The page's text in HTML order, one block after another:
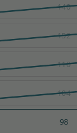
140
152
110
104
98